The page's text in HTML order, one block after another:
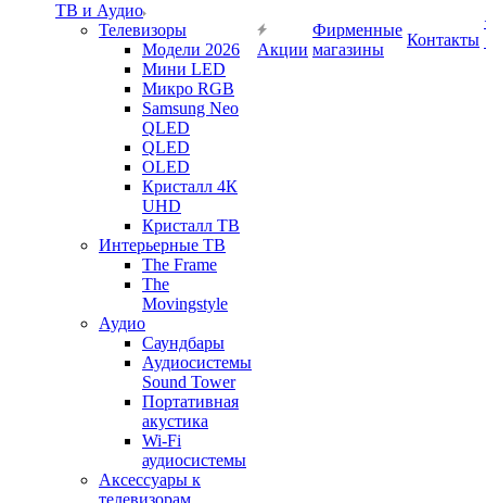
ТВ и Аудио
Телевизоры
Модели 2026
Мини LED
Микро RGB
Samsung Neo
QLED
QLED
OLED
Кристалл 4К
UHD
Кристалл ТВ
Интерьерные ТВ
The Frame
The
Movingstyle
Аудио
Саундбары
Аудиосистемы
Sound Tower
Портативная
акустика
Wi-Fi
аудиосистемы
Аксессуары к
телевизорам
Акции
Фирменные
магазины
Контакты